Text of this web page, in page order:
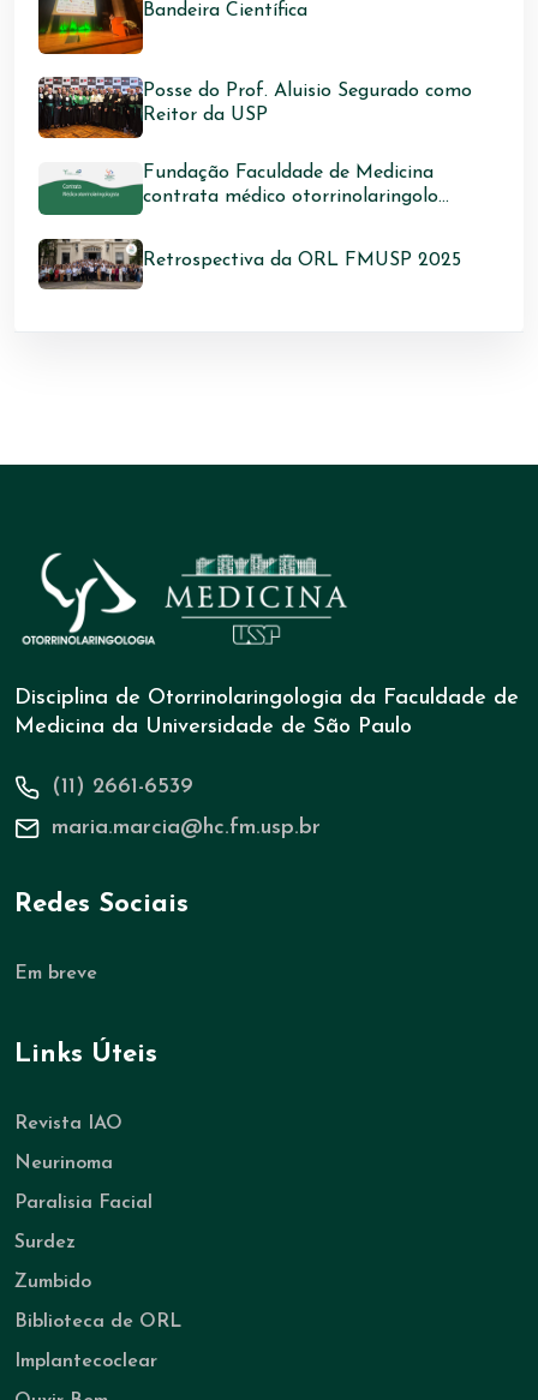
Bandeira Científica
Posse do Prof. Aluisio Segurado como
Reitor da USP
Fundação Faculdade de Medicina
contrata médico otorrinolaringolo...
Retrospectiva da ORL FMUSP 2025
Disciplina de Otorrinolaringologia da Faculdade de
Medicina da Universidade de São Paulo
(11) 2661-6539
maria.marcia@hc.fm.usp.br
Redes Sociais
Em breve
Links Úteis
Revista IAO
Neurinoma
Paralisia Facial
Surdez
Zumbido
Biblioteca de ORL
Implantecoclear